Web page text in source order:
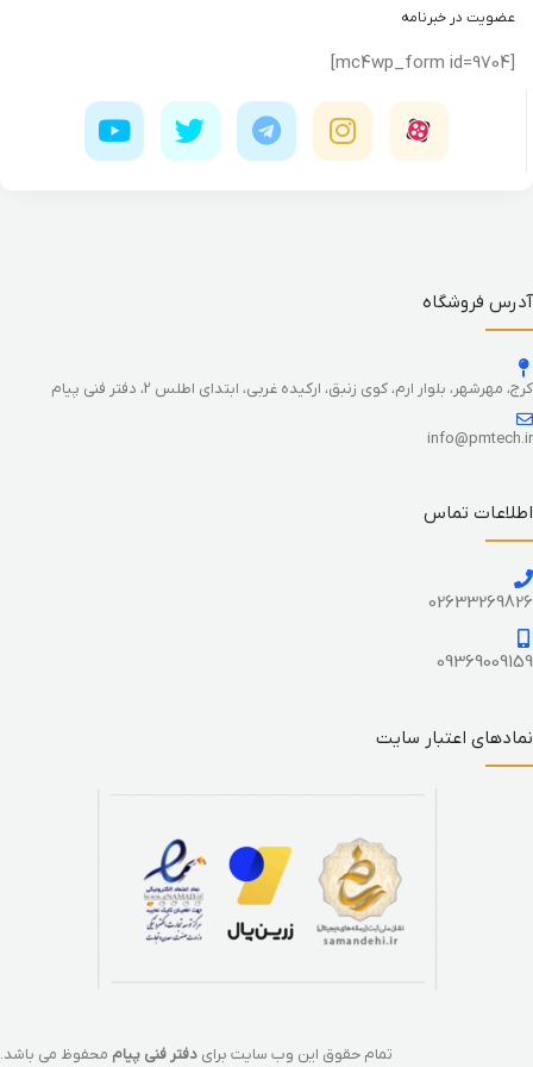
عضویت در خبرنامه
[mc4wp_form id=9704]
آدرس فروشگاه
کرج، مهرشهر، بلوار ارم، کوی زنبق، ارکیده غربی، ابتدای اطلس 2، دفتر فنی پیام
info@pmtech.ir
اطلاعات تماس
02633269826
09369009159
نمادهای اعتبار سایت
تمام حقوق این وب سایت برای دفتر فنی پیام محفوظ می باشد.